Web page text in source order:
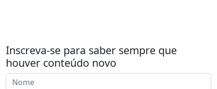
Inscreva-se para saber sempre que
houver conteúdo novo